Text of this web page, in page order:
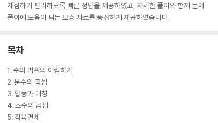
채점하기 편리하도록 빠른 정답을 제공하였고, 자세한 풀이와 함께 문제
풀이에 도움이 되는 보충 자료를 풍성하게 제공하였습니다.
목차
1. 수의 범위와 어림하기
2. 분수의 곱셈
3. 합동과 대칭
4. 소수의 곱셈
5. 직육면체